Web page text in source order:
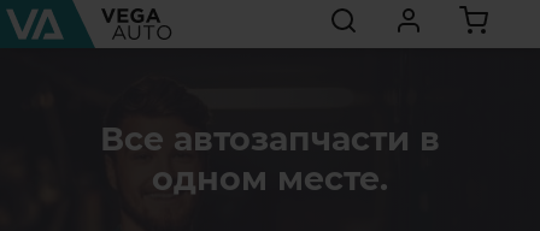
Все автозапчасти в
одном месте.